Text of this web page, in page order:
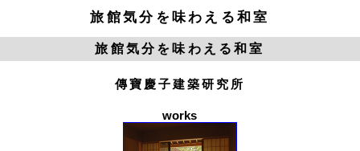
旅館気分を味わえる和室
旅館気分を味わえる和室
傳寶慶子建築研究所
works